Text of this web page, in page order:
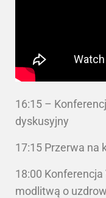
16:15 –
dyskusyjny
17:15 Przerwa na
18:00 Konferencja
modlitwą o